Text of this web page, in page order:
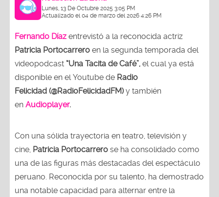
Lunes, 13 De Octubre 2025 3:05 PM
Actualizado el 04 de marzo del 2026 4:26 PM
Fernando Díaz entrevistó a la reconocida actriz
Patricia Portocarrero en la segunda temporada del
videopodcast “Una Tacita de Café”, el cual ya está
disponible en el Youtube de Radio
Felicidad (@RadioFelicidadFM)y también
en Audioplayer.
Con una sólida trayectoria en teatro, televisión y
cine, Patricia Portocarrero se ha consolidado como
una de las figuras más destacadas del espectáculo
peruano. Reconocida por su talento, ha demostrado
una notable capacidad para alternar entre la